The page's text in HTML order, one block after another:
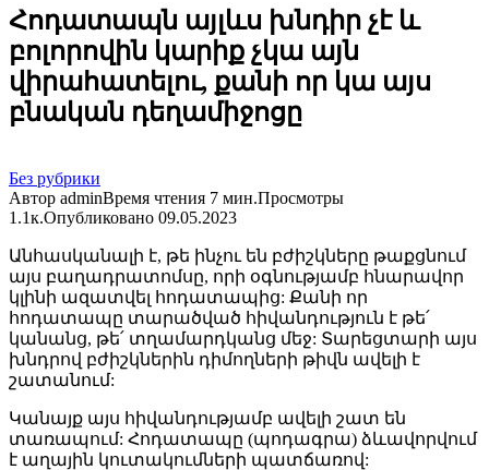
Հոդատապն այլևս խնդիր չէ և
բոլորովին կարիք չկա այն
վիրահատելու, քանի որ կա այս
բնական դեղամիջոցը
Без рубрики
Автор adminВремя чтения 7 мин.Просмотры
1.1к.Опубликовано 09.05.2023
Անհասկանալի է, թե ինչու են բժիշկները թաքցնում
այս բաղադրատոմսը, որի օգնությամբ հնարավոր
կլինի ազատվել հոդատապից: Քանի որ
հոդատապը տարածված հիվանդություն է թե՛
կանանց, թե՛ տղամարդկանց մեջ: Տարեցտարի այս
խնդրով բժիշկներին դիմողների թիվն ավելի է
շատանում:
Կանայք այս հիվանդությամբ ավելի շատ են
տառապում: Հոդատապը (պոդագրա) ձևավորվում
է աղային կուտակումների պատճառով: